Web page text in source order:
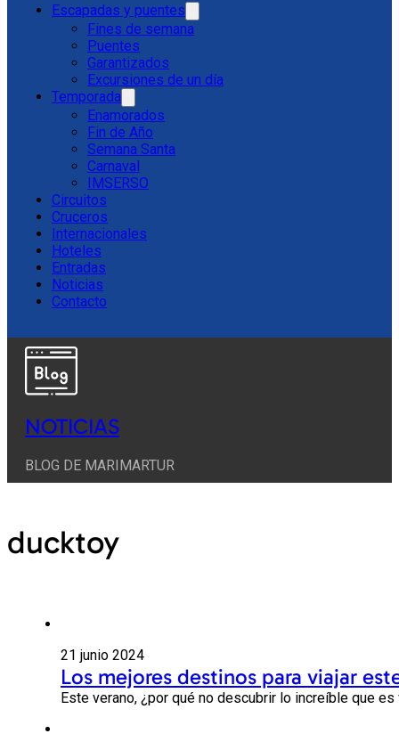
Escapadas y puentes
Fines de semana
Puentes
Garantizados
Excursiones de un día
Temporada
Enamorados
Fin de Año
Semana Santa
Carnaval
IMSERSO
Circuitos
Cruceros
Internacionales
Hoteles
Entradas
Noticias
Contacto
NOTICIAS
BLOG DE MARIMARTUR
ducktoy
21 junio 2024
Los mejores destinos para viajar
Este verano, ¿por qué no descubrir lo increíble que